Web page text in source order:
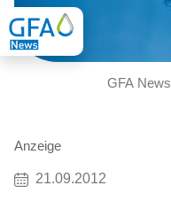
GFA News
Anzeige
21.09.2012